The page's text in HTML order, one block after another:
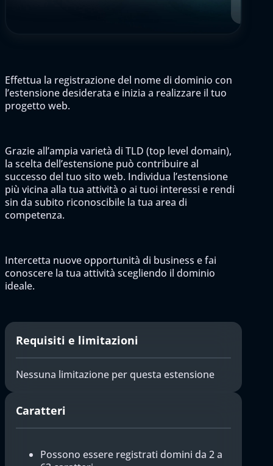
Effettua la registrazione del nome di dominio con
l’estensione desiderata e inizia a realizzare il tuo
progetto web.
Grazie all’ampia varietà di TLD (top level domain),
la scelta dell’estensione può contribuire al
successo del tuo sito web. Individua l’estensione
più vicina alla tua attività o ai tuoi interessi e rendi
sin da subito riconoscibile la tua area di
competenza.
Intercetta nuove opportunità di business e fai
conoscere la tua attività scegliendo il dominio
ideale.
Requisiti e limitazioni
Nessuna limitazione per questa estensione
Caratteri
Possono essere registrati domini da 2 a